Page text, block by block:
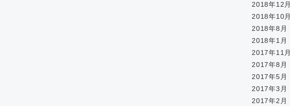
2018年12月
2018年10月
2018年8月
2018年1月
2017年11月
2017年8月
2017年5月
2017年3月
2017年2月